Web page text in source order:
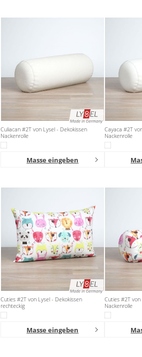
Culiacan #2T von Lysel - Dekokissen
Nackenrolle
Masse eingeben
Cayaca #2T
Nackenrolle
Cuties #2T von Lysel - Dekokissen
rechteckig
Masse eingeben
Cuties #2T
Nackenrolle